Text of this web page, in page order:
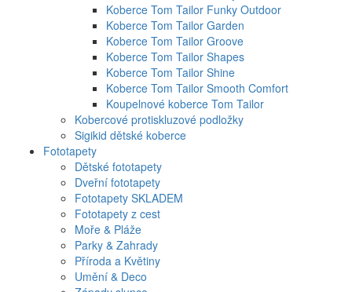
Koberce Tom Tailor Funky Outdoor
Koberce Tom Tailor Garden
Koberce Tom Tailor Groove
Koberce Tom Tailor Shapes
Koberce Tom Tailor Shine
Koberce Tom Tailor Smooth Comfort
Koupelnové koberce Tom Tailor
Kobercové protiskluzové podložky
Sigikid dětské koberce
Fototapety
Dětské fototapety
Dveřní fototapety
Fototapety SKLADEM
Fototapety z cest
Moře & Pláže
Parky & Zahrady
Příroda a Květiny
Umění & Deco